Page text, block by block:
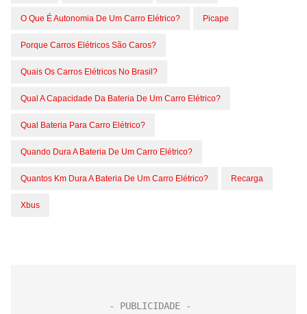
O Que É Autonomia De Um Carro Elétrico? Picape
Porque Carros Elétricos São Caros?
Quais Os Carros Elétricos No Brasil?
Qual A Capacidade Da Bateria De Um Carro Elétrico?
Qual Bateria Para Carro Elétrico?
Quando Dura A Bateria De Um Carro Elétrico?
Quantos Km Dura A Bateria De Um Carro Elétrico? Recarga
Xbus